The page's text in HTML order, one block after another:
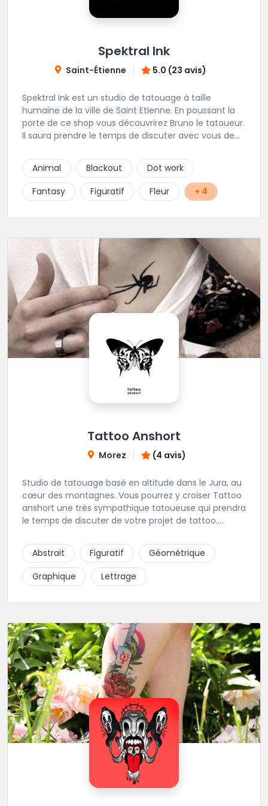
Spektral Ink
Saint-Étienne 5.0 (23 avis)
Spektral Ink est un studio de tatouage à taille
humaine de la ville de Saint Etienne. En poussant la
porte de ce shop vous découvrirez Bruno le tatoueur.
Il saura prendre le temps de discuter avec vous de
un message ou à l'appeler.
Animal Blackout
Dot work
Fantasy
Figuratif Fleur + 4
Tattoo Anshort
Morez (4 avis)
Studio de tatouage basé en altitude dans le Jura, au
cœur des montagnes. Vous pourrez y croiser Tattoo
anshort une très sympathique tatoueuse qui prendra
le temps de discuter de votre projet de tattoo.
piquer la peau à la montagne ! Elle maîtrise les
lettrages et les aplats de noir. N’hésitez pas à la
contacter pour lui soumettre votre projet.
Abstrait Figuratif
Géométrique
Graphique
Lettrage